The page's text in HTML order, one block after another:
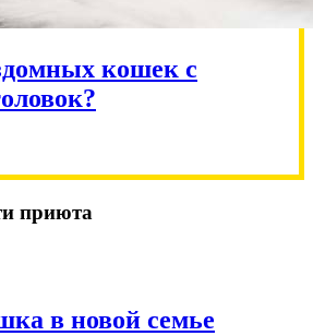
кошек с
приюта
в новой семье